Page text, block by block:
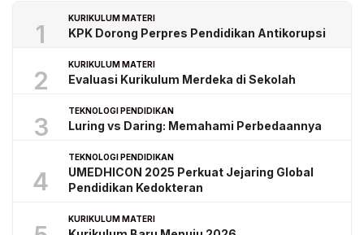
1
KURIKULUM MATERI
KPK Dorong Perpres Pendidikan Antikorupsi
2
KURIKULUM MATERI
Evaluasi Kurikulum Merdeka di Sekolah
3
TEKNOLOGI PENDIDIKAN
Luring vs Daring: Memahami Perbedaannya
4
TEKNOLOGI PENDIDIKAN
UMEDHICON 2025 Perkuat Jejaring Global
Pendidikan Kedokteran
KURIKULUM MATERI